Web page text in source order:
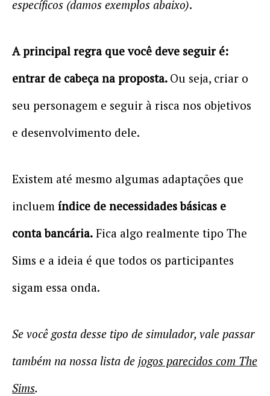
específicos (damos exemplos abaixo).
A principal regra que você deve seguir é:
entrar de cabeça na proposta. Ou seja, criar o
seu personagem e seguir à risca nos objetivos
e desenvolvimento dele.
Existem até mesmo algumas adaptações que
incluem índice de necessidades básicas e
conta bancária. Fica algo realmente tipo The
Sims e a ideia é que todos os participantes
sigam essa onda.
Se você gosta desse tipo de simulador, vale passar
também na nossa lista de jogos parecidos com The
Sims.